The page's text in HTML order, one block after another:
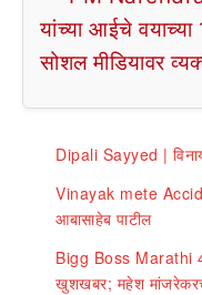
यांच्या आईचे वयाच्या
सोशल मीडियावर
Dipali Sayyed |
Vinayak mete
आबासाहेब पाटील
Bigg Boss Marathi 4
खुशखबर; महेश